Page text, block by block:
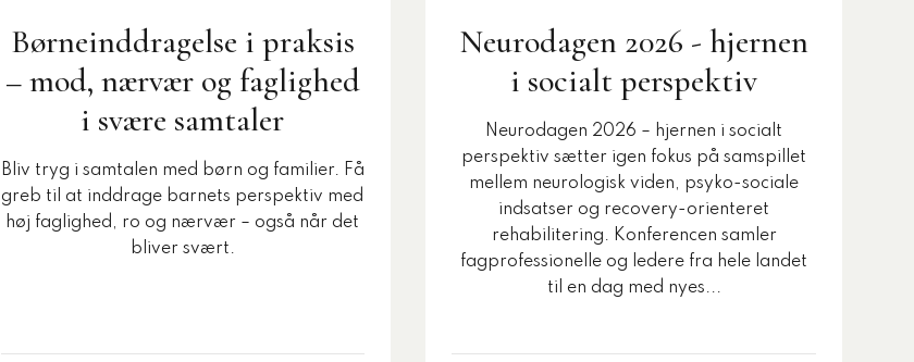
Børneinddragelse i praksis
– mod, nærvær og faglighed
i svære samtaler
Bliv tryg i samtalen med børn og familier. Få
greb til at inddrage barnets perspektiv med
høj faglighed, ro og nærvær – også når det
bliver svært.
Neurodagen 2026 - hjernen
i socialt perspektiv
Neurodagen 2026 – hjernen i socialt
perspektiv sætter igen fokus på samspillet
mellem neurologisk viden, psyko-sociale
indsatser og recovery-orienteret
rehabilitering. Konferencen samler
fagprofessionelle og ledere fra hele landet
til en dag med nyes...